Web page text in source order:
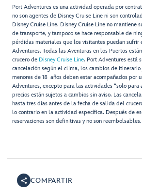
Port Adventures es una actividad operada por
no son agentes de Disney Cruise Line ni son
Disney Cruise Line. Disney Cruise Line no mantiene
de transporte, y tampoco se hace responsable de
pérdidas materiales que los visitantes puedan sufrir
Adventures. Todas las Aventuras en los Puertos
crucero de Disney Cruise Line. Port Adventures está
cancelación según el clima, los cambios de itinerario
menores de 18 años deben estar acompañados por
Adventures, excepto para las actividades “solo para
precios están sujetos a cambios sin aviso. Las
hasta tres días antes de la fecha de salida del
lo contrario en la actividad específica. Después de
reservaciones son definitivas y no son reembolsables.
COMPARTIR